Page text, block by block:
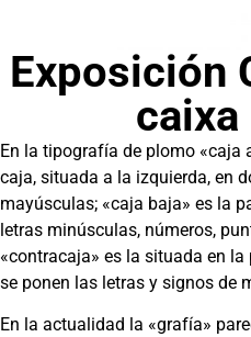
Exposición
caixa
En la tipografía de plomo «caja
caja, situada a la izquierda, en
mayúsculas; «caja baja» es la
letras minúsculas, números,
«contracaja» es la situada en
se ponen las letras y signos de
En la actualidad la «grafía»